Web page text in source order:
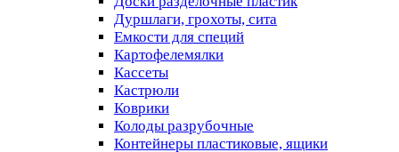
Дуршлаги, грохоты, сита
Емкости для специй
Картофелемялки
Кассеты
Кастрюли
Коврики
Колоды разрубочные
Контейнеры пластиковые, ящики